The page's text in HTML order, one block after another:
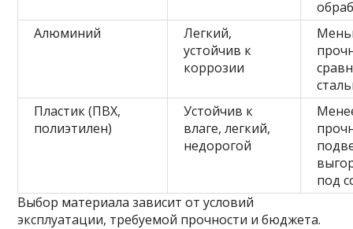
Алюминий
Легкий,
устойчив к
коррозии
Пластик (ПВХ,
полиэтилен)
Устойчив к
влаге, легкий,
недорогой
под
Выбор материала зависит от условий
эксплуатации, требуемой прочности и бюджета.